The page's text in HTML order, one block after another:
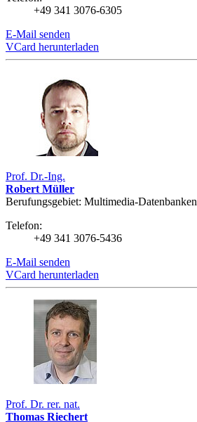
+49 341 3076-6305
E-Mail senden
VCard herunterladen
Prof. Dr.-Ing.
Robert Müller
Berufungsgebiet: Multimedia-Datenbanken
Telefon:
+49 341 3076-5436
E-Mail senden
VCard herunterladen
Prof. Dr. rer. nat.
Thomas Riechert